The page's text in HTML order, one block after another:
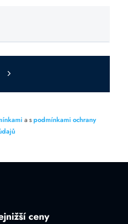
a spodmínkami ochrany
ceny